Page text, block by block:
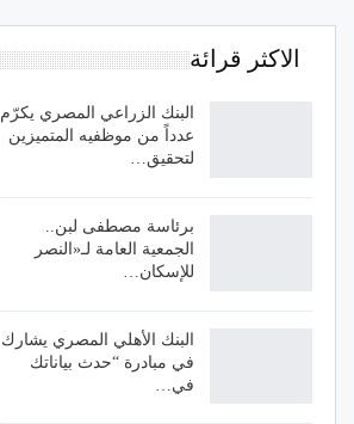
الاكثر قرائة
البنك الزراعي المصري يكرّم
عدداً من موظفيه المتميزين
لتحقيق…
برئاسة مصطفى لبن..
الجمعية العامة لـ«النصر
للإسكان…
البنك الأهلي المصري يشارك
في مبادرة “حدث بياناتك
في…